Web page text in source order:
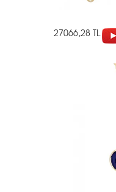
27066,28 TL